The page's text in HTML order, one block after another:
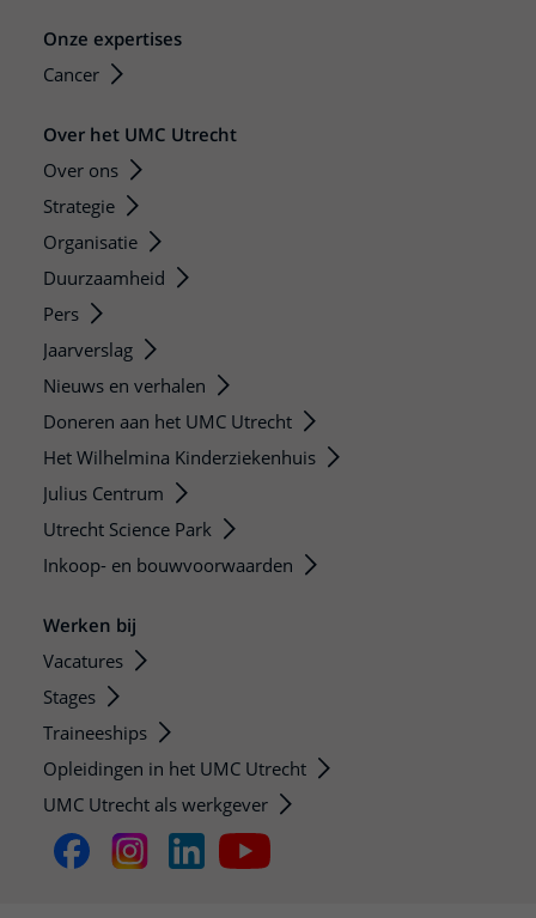
Onze expertises
Cancer
Over het UMC Utrecht
Over ons
Strategie
Organisatie
Duurzaamheid
Pers
Jaarverslag
Nieuws en verhalen
Doneren aan het UMC Utrecht
Het Wilhelmina Kinderziekenhuis
Julius Centrum
Utrecht Science Park
Inkoop- en bouwvoorwaarden
Werken bij
Vacatures
Stages
Traineeships
Opleidingen in het UMC Utrecht
UMC Utrecht als werkgever